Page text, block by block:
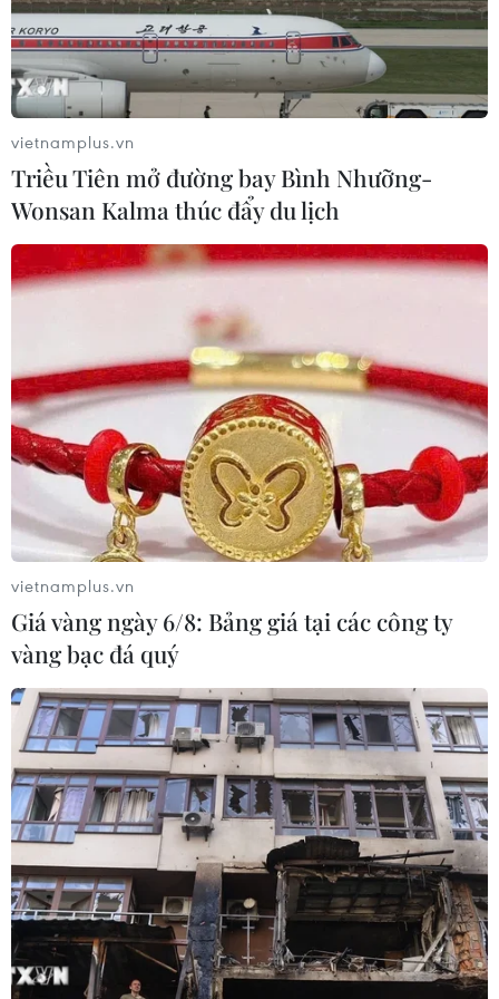
Tặng bằng khen của Thủ tướng cho 305
VĐV xuất sắc tại SEA Games 31
27/05/2022 14:59
Phó Thủ tướng ký quyết định tặng bằng khen của Thủ
tướng Chính phủ cho 305 cá nhân là các vận động viên
có thành tích thi đấu xuất sắc, giành Huy chương Vàng
tại SEA Games 31.
Những khoảnh khắc khó quên
trong SEA Games 31 của bóng đá Việt Nam
30/05/2022 01:46
vietnamplus.vn
Triều Tiên mở đường bay Bình Nhưỡng-
Wonsan Kalma thúc đẩy du lịch
vietnamplus.vn
Giá vàng ngày 6/8: Bảng giá tại các công ty
vàng bạc đá quý